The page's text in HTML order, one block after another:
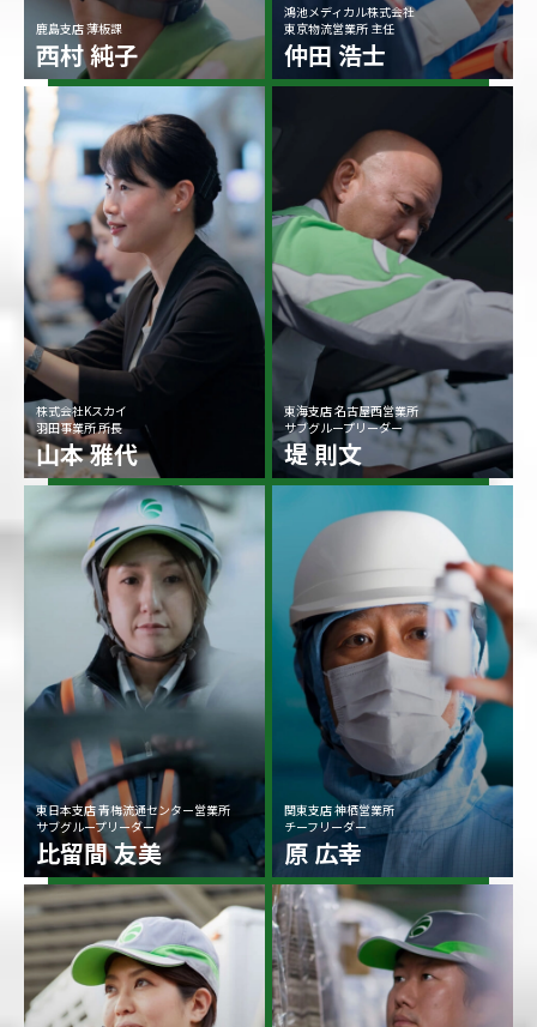
鹿島支店 薄板課
西村 純子
鴻池メディカル株式会社
東京物流営業所 主任
仲田 浩士
株式会社Kスカイ
羽田事業所 所長
山本 雅代
東海支店 名古屋西営業所
サブグループリーダー
堤 則文
東日本支店 青梅流通センター営業所
サブグループリーダー
比留間 友美
関東支店 神栖営業所
チーフリーダー
原 広幸